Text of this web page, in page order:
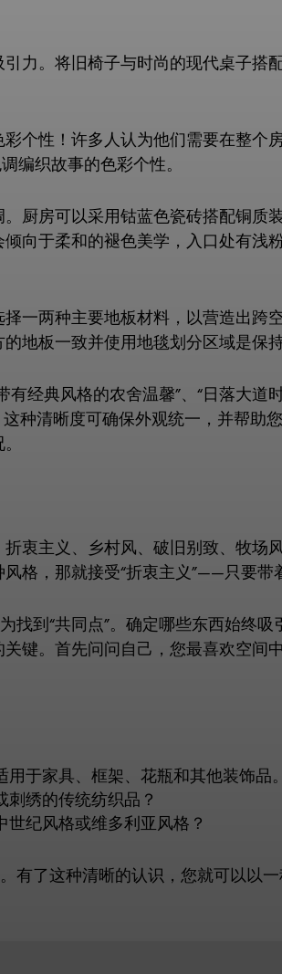
力。将旧椅子与时尚的现代桌子搭
个性！许多人认为他们需要在整个
编织故事的色彩个性。
厨房可以采用钴蓝色瓷砖搭配铜质
向于柔和的褪色美学，入口处有浅
一两种主要地板材料，以营造出跨
地板一致并使用地毯划分区域是保持
经典风格的农舍温馨”、“日落大道
种清晰度可确保外观统一，并帮助
衷主义、乡村风、破旧别致、牧场
格，那就接受“折衷主义”——只要带
到“共同点”。确定哪些东西始终
键。首先问问自己，您最喜欢空间中
于家具、框架、花瓶和其他装饰品
绣的传统纺织品？
纪风格或维多利亚风格？
有了这种清晰的认识，您就可以以